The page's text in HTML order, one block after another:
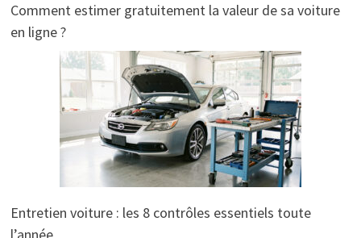
Comment estimer gratuitement la valeur de sa voiture
en ligne ?
Entretien voiture : les 8 contrôles essentiels toute